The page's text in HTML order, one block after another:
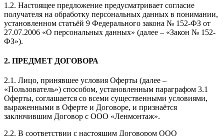
1.2. Настоящее предложение предусматривает согласие
получателя на обработку персональных данных в понимании,
установленном статьёй 9 Федерального закона № 152-ФЗ от
27.07.2006 «О персональных данных» (далее – «Закон № 152-
ФЗ»).
2. ПРЕДМЕТ ДОГОВОРА
2.1. Лицо, принявшее условия Оферты (далее –
«Пользователь») способом, установленным параграфом 3.1
Оферты, соглашается со всеми существенными условиями,
выраженными в Оферте и Договоре, и признаётся
заключившим Договор с ООО «Ленмонтаж».
2.2. В соответствии с настоящим Договором ООО